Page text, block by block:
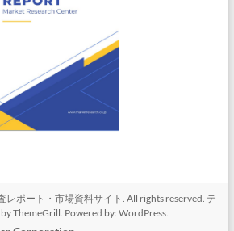
レポート・市場資料サイト. All rights reserved. テ
ThemeGrill. Powered by: WordPress.